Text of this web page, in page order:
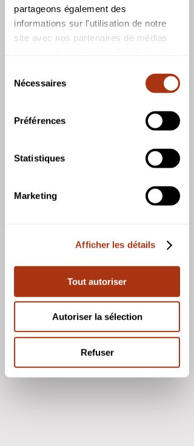
partageons également des
informations sur l'utilisation de notre
site avec nos partenaires de médias
d'autres informations que vous leur
avez fournies ou qu'ils ont collectées
services.
Nécessaires
Préférences
Statistiques
Marketing
Afficher les détails
Tout autoriser
Autoriser la sélection
Refuser
21 Juin 2022
Dernier quartier de Lune. Solstice
d'hiver pour l'hémisphère SUD.
22 Juin 2022
Conjonction entre Mars et la Lune.